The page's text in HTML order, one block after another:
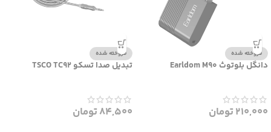
فروخته شده
دانگل بلوتوث Earldom M90
210,000تومان
فروخته شده
تبدیل صدا تسکو TSCO TC92
84,500تومان